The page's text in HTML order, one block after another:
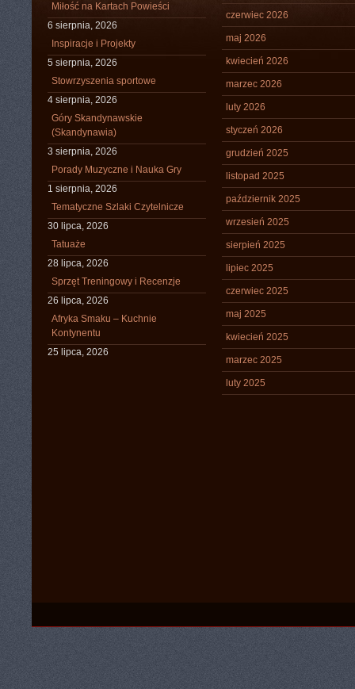
Miłość na Kartach Powieści
6 sierpnia, 2026
Inspiracje i Projekty
5 sierpnia, 2026
Stowrzyszenia sportowe
4 sierpnia, 2026
Góry Skandynawskie
(Skandynawia)
3 sierpnia, 2026
Porady Muzyczne i Nauka Gry
1 sierpnia, 2026
Tematyczne Szlaki Czytelnicze
30 lipca, 2026
Tatuaże
28 lipca, 2026
Sprzęt Treningowy i Recenzje
26 lipca, 2026
Afryka Smaku – Kuchnie
Kontynentu
25 lipca, 2026
czerwiec 2026
maj 2026
kwiecień 2026
marzec 2026
luty 2026
styczeń 2026
grudzień 2025
listopad 2025
październik 2025
wrzesień 2025
sierpień 2025
lipiec 2025
czerwiec 2025
maj 2025
kwiecień 2025
marzec 2025
luty 2025